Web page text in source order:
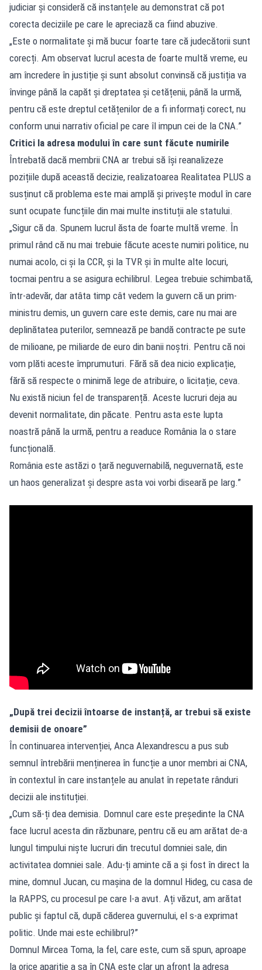
judiciar și consideră că instanțele au demonstrat că pot
corecta deciziile pe care le apreciază ca fiind abuzive.
„Este o normalitate și mă bucur foarte tare că judecătorii sunt
corecți. Am observat lucrul acesta de foarte multă vreme, eu
am încredere în justiție și sunt absolut convinsă că justiția va
învinge până la capăt și dreptatea și cetățenii, până la urmă,
pentru că este dreptul cetățenilor de a fi informați corect, nu
conform unui narrativ oficial pe care îl impun cei de la CNA.”
Critici la adresa modului în care sunt făcute numirile
Întrebată dacă membrii CNA ar trebui să își reanalizeze
pozițiile după această decizie, realizatoarea Realitatea PLUS a
susținut că problema este mai amplă și privește modul în care
sunt ocupate funcțiile din mai multe instituții ale statului.
„Sigur că da. Spunem lucrul ăsta de foarte multă vreme. În
primul rând că nu mai trebuie făcute aceste numiri politice, nu
numai acolo, ci și la CCR, și la TVR și în multe alte locuri,
tocmai pentru a se asigura echilibrul. Legea trebuie schimbată,
într-adevăr, dar atâta timp cât vedem la guvern că un prim-
ministru demis, un guvern care este demis, care nu mai are
deplinătatea puterilor, semnează pe bandă contracte pe sute
de milioane, pe miliarde de euro din banii noștri. Pentru că noi
vom plăti aceste împrumuturi. Fără să dea nicio explicație,
fără să respecte o minimă lege de atribuire, o licitație, ceva.
Nu există niciun fel de transparență. Aceste lucruri deja au
devenit normalitate, din păcate. Pentru asta este lupta
noastră până la urmă, pentru a readuce România la o stare
funcțională.
România este astăzi o țară neguvernabilă, neguvernată, este
un haos generalizat și despre asta voi vorbi diseară pe larg.”
„După trei decizii întoarse de instanță, ar trebui să existe
demisii de onoare”
În continuarea intervenției, Anca Alexandrescu a pus sub
semnul întrebării menținerea în funcție a unor membri ai CNA,
în contextul în care instanțele au anulat în repetate rânduri
decizii ale instituției.
„Cum să-ți dea demisia. Domnul care este președinte la CNA
face lucrul acesta din răzbunare, pentru că eu am arătat de-a
lungul timpului niște lucruri din trecutul domniei sale, din
activitatea domniei sale. Adu-ți aminte că a și fost în direct la
mine, domnul Jucan, cu mașina de la domnul Hideg, cu casa de
la RAPPS, cu procesul pe care l-a avut. Ați văzut, am arătat
public și faptul că, după căderea guvernului, el s-a exprimat
politic. Unde mai este echilibrul?”
Domnul Mircea Toma, la fel, care este, cum să spun, aproape
la orice apariție a sa în CNA este clar un afront la adresa